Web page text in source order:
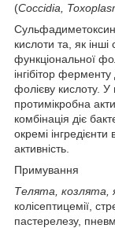
(Coccidia
кислоти та, як
функціональної
інгібітор
фолієву кислоту.
протимікробна
комбінація діє
окремі
активність.
Примування
Телята, козлята,
колісептицемії,
пастерелезу,